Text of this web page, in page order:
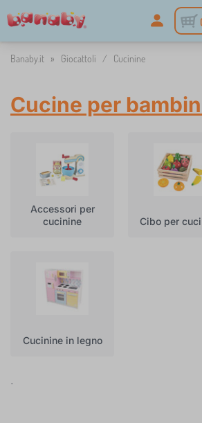
Banaby.it » Giocattoli / Cucinine
Cucine per
Accessori per
cucinine
Cibo per
Cucinine in legno
.